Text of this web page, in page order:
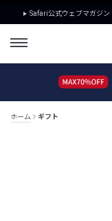
Safari公式ウェブマガジン
ホーム ギフト